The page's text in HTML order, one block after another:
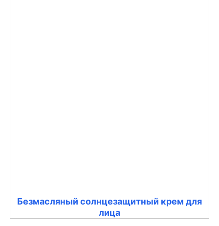
Безмасляный солнцезащитный крем для
лица